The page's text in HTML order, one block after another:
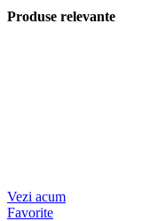
Produse relevante
Vezi acum
Favorite